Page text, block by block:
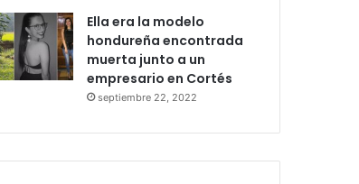
Ella era la modelo
hondureña encontrada
muerta junto a un
empresario en Cortés
septiembre 22, 2022